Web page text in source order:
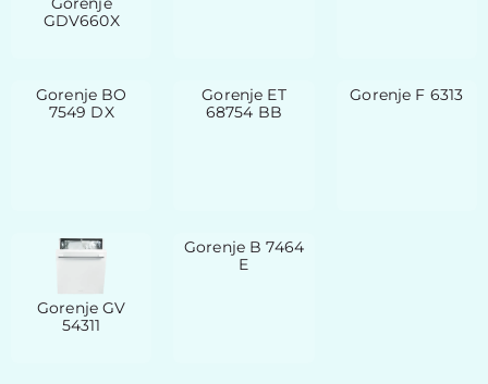
GDV660X
Gorenje BO
7549 DX
Gorenje ET
68754 BB
Gorenje F 6313
Gorenje GV
54311
Gorenje B 7464
E